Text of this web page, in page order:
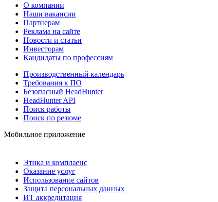
О компании
Наши вакансии
Партнерам
Реклама на сайте
Новости и статьи
Инвесторам
Кандидаты по профессиям
Производственный календарь
Требования к ПО
Безопасный HeadHunter
HeadHunter API
Поиск работы
Поиск по резюме
Мобильное приложение
Этика и комплаенс
Оказание услуг
Использование сайтов
Защита персональных данных
ИТ аккредитация